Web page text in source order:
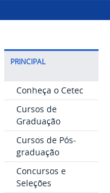
PRINCIPAL
Conheça o Cetec
Cursos de
Graduação
Cursos de Pós-
graduação
Concursos e
Seleções